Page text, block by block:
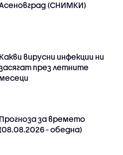
(СНИМКИ)
Какви вирусни инфекции ни
през летните
месеци
Прогноза за времето
(08.08.2026 - обедна)